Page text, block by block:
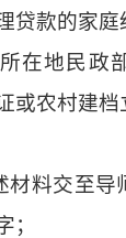
贷款的家
在地民政
或农村建
材料交至导
；